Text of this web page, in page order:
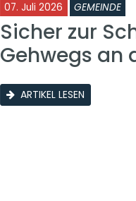
07. Juli 2026 GEMEINDE
Sicher zur
Gehwegs an
ARTIKEL LESEN